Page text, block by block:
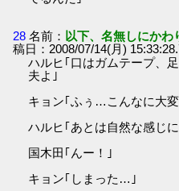
28 名前： 以下、名無しにか
稿日：2008/07/14(月)
ハルヒ｢口はガムテープ、
夫よ｣
キョン｢ふぅ…こんなに大
ハルヒ｢あとは自然な感じ
国木田｢んー！｣
キョン｢しまった…｣